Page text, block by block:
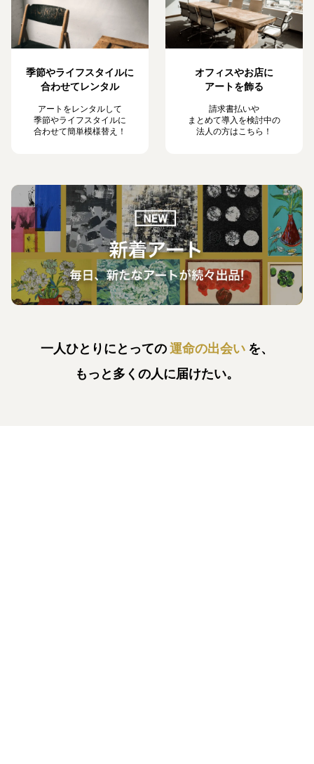
季節やライフスタイルに
合わせてレンタル
アートをレンタルして
季節やライフスタイルに
合わせて簡単模様替え！
オフィスやお店に
アートを飾る
請求書払いや
まとめて導入を検討中の
法人の方はこちら！
一人ひとりにとっての運命の出会い を、
もっと多くの人に届けたい。